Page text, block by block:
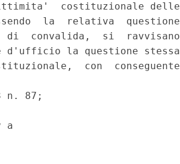
costituzionale delle
la  relativa  questione
di  convalida,  si  ravvisano
d'ufficio la questione stessa
con  conseguente
n. 87;
a